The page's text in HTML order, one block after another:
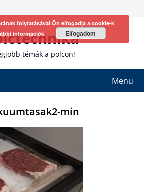
témák a polcon!
Menu
min
folytatásával Ön elfogadja a cookie-k
információk Elfogadom